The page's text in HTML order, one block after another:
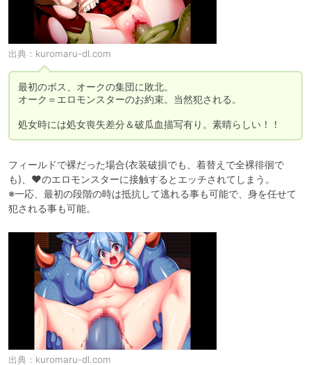
出典： kuromaru-dl.com
最初のボス、オークの集団に敗北。
オーク＝エロモンスターのお約束。当然犯される。
処女時には処女喪失差分＆破瓜血描写有り。素晴らしい！！
フィールドで裸だった場合(衣装破損でも、着替えで全裸徘徊で
も)、♥のエロモンスターに接触するとエッチされてしまう。
※一応、最初の段階の時は抵抗して逃れる事も可能で、身を任せて
犯される事も可能。
出典： kuromaru-dl.com